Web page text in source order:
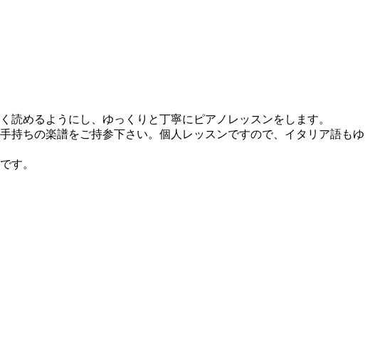
めるようにし、ゆっくりと丁寧にピアノレッスンをします。
持ちの楽譜をご持参下さい。個人レッスンですので、イタリア語もゆ
す。